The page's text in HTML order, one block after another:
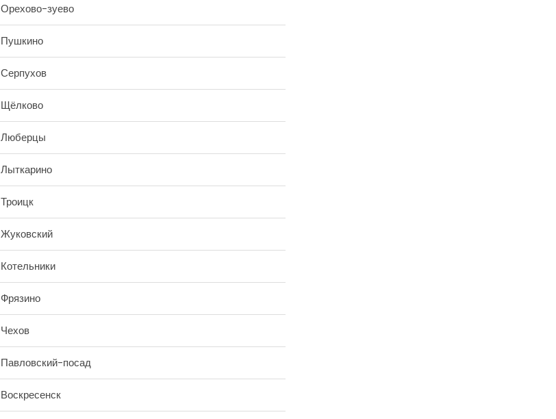
Орехово-зуево
Пушкино
Серпухов
Щёлково
Люберцы
Лыткарино
Троицк
Жуковский
Котельники
Фрязино
Чехов
Павловский-посад
Воскресенск